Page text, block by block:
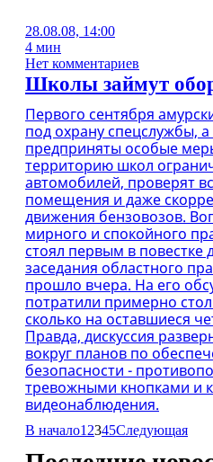
28.08.08, 14:00
4 мин
Нет комментариев
Школы займут
Первого сентября
под охрану спецслужбы, а
предприняты особые
территорию школ
автомобилей, проверят
помещения и даже
движения бензовозов.
мирного и спокойного
стоял первым в повестке
заседания областного
прошло вчера. На его
потратили примерно
сколько на оставшиеся
Правда, дискуссия
вокруг планов по
безопасности -
тревожными кнопками и
видеонаблюдения.
В начало1 2345Следующая